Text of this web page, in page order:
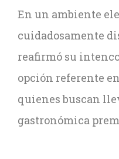
En un ambiente
cuidadosamente
reafirmó su
opción referente
quienes buscan
gastronómica